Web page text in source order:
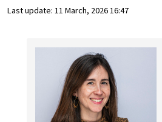
Last update: 11 March, 2026 16:47